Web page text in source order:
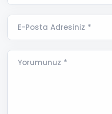
E-Posta Adresiniz *
Yorumunuz *